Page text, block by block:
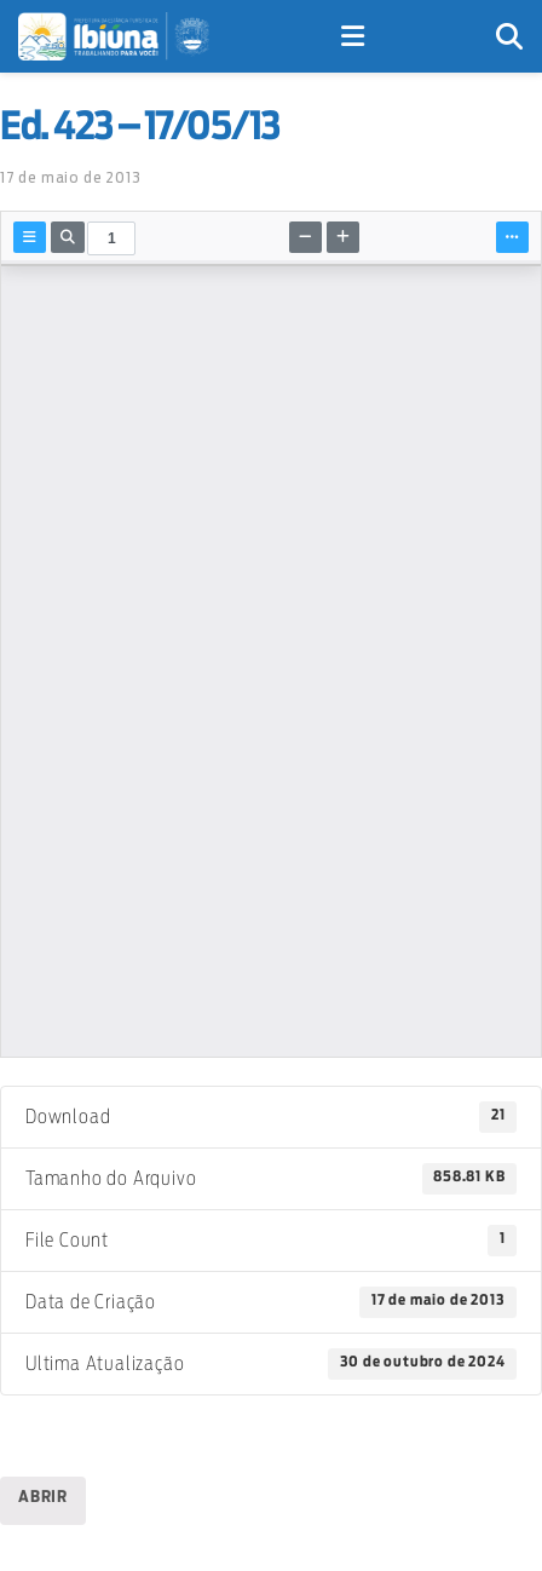
Ed. 423 – 17/05/13
17 de maio de 2013
Download 21
Tamanho do Arquivo 858.81 KB
File Count 1
Data de Criação 17 de maio de 2013
Ultima Atualização 30 de outubro de 2024
ABRIR